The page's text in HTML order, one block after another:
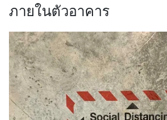
ภายในตัวอาคาร